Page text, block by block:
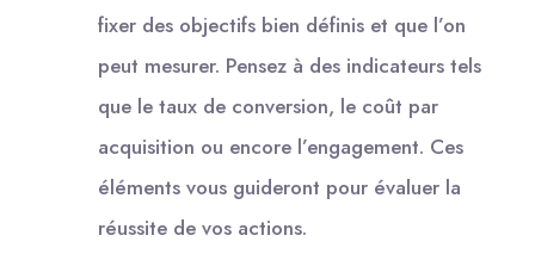
fixer des objectifs bien définis et que l’on
peut mesurer. Pensez à des indicateurs tels
que le taux de conversion, le coût par
acquisition ou encore l’engagement. Ces
éléments vous guideront pour évaluer la
réussite de vos actions.